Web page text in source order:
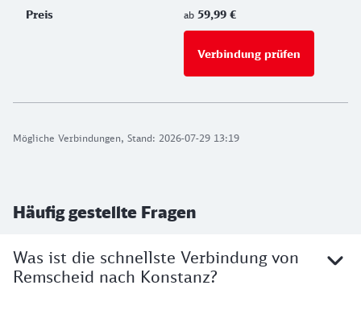
Mögliche Verbindungen, Stand: 2026-07-29 13:19
ab 59,99 €
Verbindung prüfen
Häufig gestellte Fragen
Was ist die schnellste Verbindung von
Remscheid nach Konstanz?